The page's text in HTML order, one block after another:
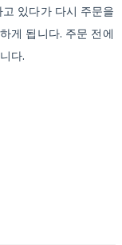
있다가 다시 주문을
게 됩니다. 주문 전에
다.